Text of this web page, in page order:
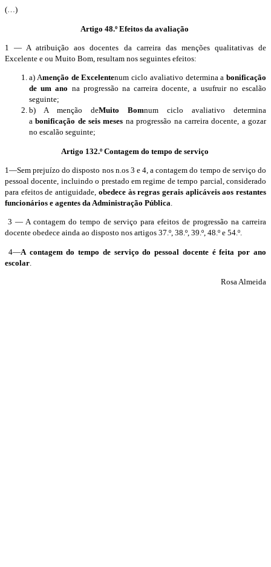
(…)
Artigo 48.º Efeitos da avaliação
1 — A atribuição aos docentes da carreira das menções qualitativas de
Excelente e ou Muito Bom, resultam nos seguintes efeitos:
a) Amenção de Excelentenum ciclo avaliativo determina a bonificação
de um ano na progressão na carreira docente, a usufruir no escalão
seguinte;
b) A menção deMuito Bomnum ciclo avaliativo determina
abonificação de seis meses na progressão na carreira docente, a gozar
no escalão seguinte;
Artigo 132.º Contagem do tempo de serviço
1—Sem prejuízo do disposto nos n.os3 e 4, a contagem do tempo de serviço do
pessoal docente, incluindo o prestado em regime de tempo parcial, considerado
para efeitos deantiguidade, obedece às regras gerais aplicáveis aos restantes
funcionários e agentes da Administração Pública.
3 — A contagem do tempo de serviço para efeitos de progressão na carreira
docente obedece ainda ao disposto nos artigos 37.º, 38.º, 39.º, 48.º e 54.º.
4—Acontagem do tempo de serviço do pessoal docente é feita por ano
escolar
Rosa Almeida